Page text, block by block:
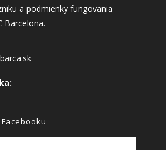
a podmienky fungovania
Barcelona.